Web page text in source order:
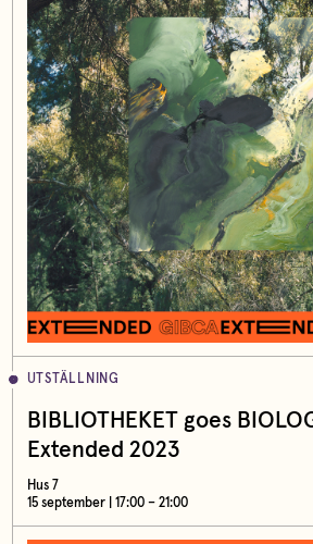
UTSTÄLLNING
BIBLIOTHEKET goes
Extended 2023
Hus 7
15 september | 17:00 – 21:00